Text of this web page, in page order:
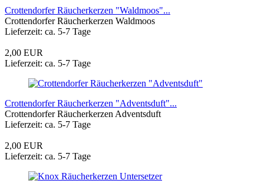
Crottendorfer Räucherkerzen "Waldmoos"...
Crottendorfer Räucherkerzen Waldmoos
Lieferzeit: ca. 5-7 Tage
2,00 EUR
Lieferzeit: ca. 5-7 Tage
Crottendorfer Räucherkerzen "Adventsduft"...
Crottendorfer Räucherkerzen Adventsduft
Lieferzeit: ca. 5-7 Tage
2,00 EUR
Lieferzeit: ca. 5-7 Tage